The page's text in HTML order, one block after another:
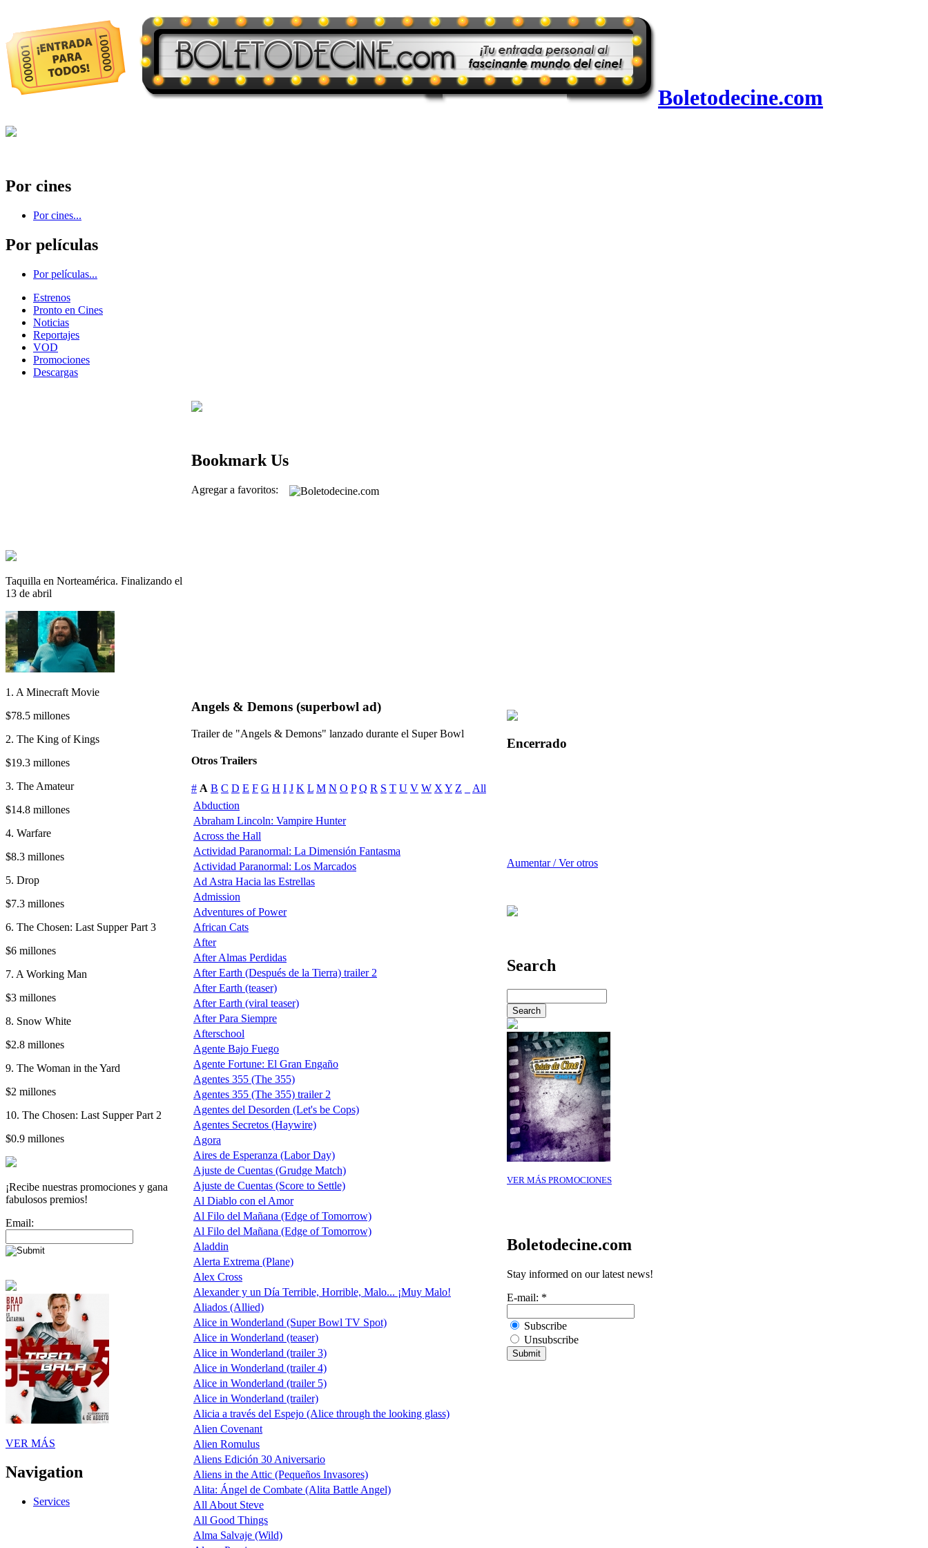
Boletodecine.com
Por cines
Por cines...
Por películas
Por películas...
Estrenos
Pronto en Cines
Noticias
Reportajes
VOD
Promociones
Descargas
Taquilla en Norteamérica. Finalizando el
13 de abril
1. A Minecraft Movie
$78.5 millones
2. The King of Kings
$19.3 millones
3. The Amateur
$14.8 millones
4. Warfare
$8.3 millones
5. Drop
$7.3 millones
6. The Chosen: Last Supper Part 3
$6 millones
7. A Working Man
$3 millones
8. Snow White
$2.8 millones
9. The Woman in the Yard
$2 millones
10. The Chosen: Last Supper Part 2
$0.9 millones
¡Recibe nuestras promociones y gana
fabulosos premios!
Email:
VER MÁS
Navigation
Services
Bookmark Us
Agregar a favoritos:
Angels & Demons (superbowl ad)
Trailer de "Angels & Demons" lanzado durante el Super Bowl
Otros Trailers
# A B C D E F G H I J K L M N O P Q R S T U V W X Y Z
All
Abduction
Abraham Lincoln: Vampire Hunter
Across the Hall
Actividad Paranormal: La Dimensión Fantasma
Actividad Paranormal: Los Marcados
Ad Astra Hacia las Estrellas
Admission
Adventures of Power
African Cats
After
After Almas Perdidas
After Earth (Después de la Tierra) trailer 2
After Earth (teaser)
After Earth (viral teaser)
After Para Siempre
Afterschool
Agente Bajo Fuego
Agente Fortune: El Gran Engaño
Agentes 355 (The 355)
Agentes 355 (The 355) trailer 2
Agentes del Desorden (Let's be Cops)
Agentes Secretos (Haywire)
Agora
Aires de Esperanza (Labor Day)
Ajuste de Cuentas (Grudge Match)
Ajuste de Cuentas (Score to Settle)
Al Diablo con el Amor
Al Filo del Mañana (Edge of Tomorrow)
Al Filo del Mañana (Edge of Tomorrow)
Aladdin
Alerta Extrema (Plane)
Alex Cross
Alexander y un Día Terrible, Horrible, Malo... ¡Muy Malo!
Aliados (Allied)
Alice in Wonderland (Super Bowl TV Spot)
Alice in Wonderland (teaser)
Alice in Wonderland (trailer 3)
Alice in Wonderland (trailer 4)
Alice in Wonderland (trailer 5)
Alice in Wonderland (trailer)
Alicia a través del Espejo (Alice through the looking glass)
Alien Covenant
Alien Romulus
Aliens Edición 30 Aniversario
Aliens in the Attic (Pequeños Invasores)
Alita: Ángel de Combate (Alita Battle Angel)
All About Steve
All Good Things
Alma Salvaje (Wild)
Encerrado
Aumentar / Ver otros
Search
VER MÁS PROMOCIONES
Boletodecine.com
Stay informed on our latest news!
E-mail: *
Subscribe
Unsubscribe